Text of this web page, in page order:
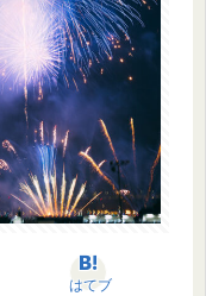
はてブ